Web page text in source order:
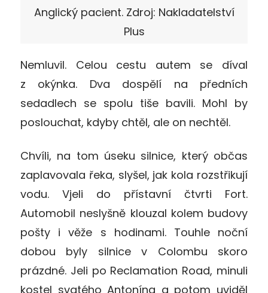
Anglický pacient. Zdroj: Nakladatelství
Plus
Nemluvil. Celou cestu autem se díval
z okýnka. Dva dospělí na předních
sedadlech se spolu tiše bavili. Mohl by
poslouchat, kdyby chtěl, ale on nechtěl.
Chvíli, na tom úseku silnice, který občas
zaplavovala řeka, slyšel, jak kola rozstřikují
vodu. Vjeli do přístavní čtvrti Fort.
Automobil neslyšně klouzal kolem budovy
pošty i věže s hodinami. Touhle noční
dobou byly silnice v Colombu skoro
prázdné. Jeli po Reclamation Road, minuli
kostel svatého Antonína a potom uviděl